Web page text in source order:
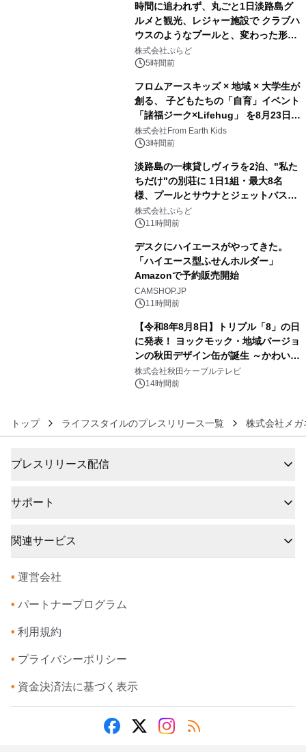
時間に追われず、丸ごと1日淡路島グ
ルメと観光、レジャー施設で クラブハ
ウスのようなプールと、変わった形の
サウナも 「THE BOXY AWAJI」のお
得な素泊まり連泊プランで
株式会社ぷらど
5時間前
フロムアースキッズ × 地域 × 大学生が
創る、 子どもたちの「自育」イベント
「諸福ジーク×Lifehug」 を8月23日
(日)開催
株式会社From Earth Kids
3時間前
淡路島の一棟貸しヴィラを2泊、"私た
ちだけ"の別荘に 1日1組・最大8名
様、プールとサウナとジェットバス付
きで Villa Mon Temps AWAJIの連泊
素泊りプラン
株式会社ぷらど
11時間前
デスクにハイエースがやってきた。
「ハイエース型ふせんホルダー」
Amazonで予約販売開始
CAMSHOP.JP
11時間前
【令和8年8月8日】トリプル「8」の日
に発表！ ヨックモック・地域バージョ
ンの秋田デザイン缶が誕生 ～かわいい
秋田犬の子犬と秋田の四季と名所を巡
るパッケージ～ 9月1日(火)秋田県内で
株式会社秋田ケーブルテレビ
14時間前
トップ ライフスタイルのプレスリリース一覧 株式会社メガ
プレスリリース配信
サポート
関連サービス
• 運営会社
• パートナープログラム
• 利用規約
• プライバシーポリシー
• 資金決済法に基づく表示